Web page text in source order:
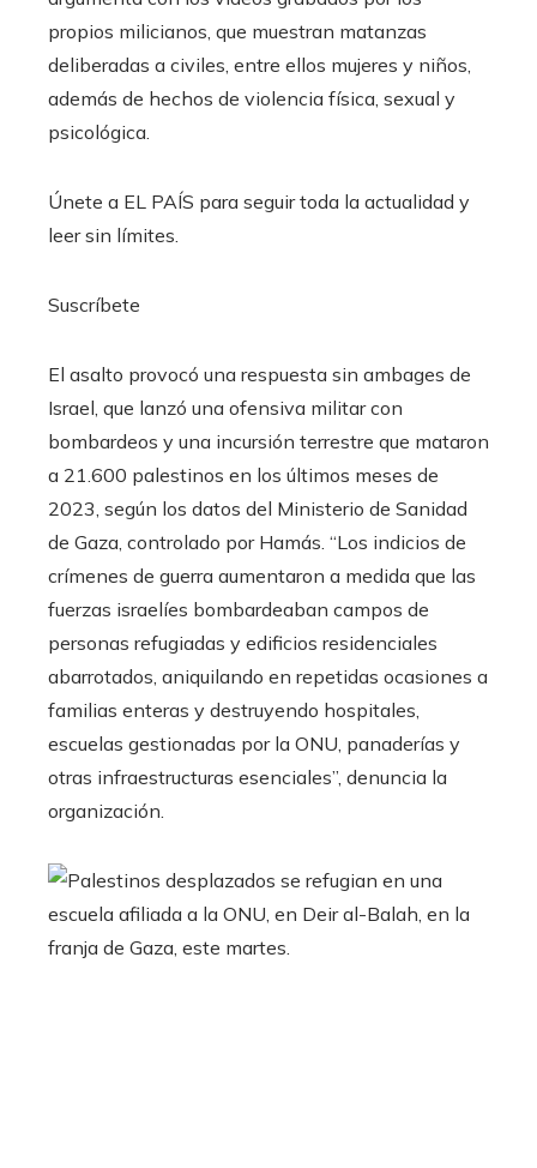
propios milicianos, que muestran matanzas
deliberadas a civiles, entre ellos mujeres y niños,
además de hechos de violencia física, sexual y
psicológica.
Únete a EL PAÍS para seguir toda la actualidad y
leer sin límites.
Suscríbete
El asalto provocó una respuesta sin ambages de
Israel, que lanzó una ofensiva militar con
bombardeos y una incursión terrestre que mataron
a 21.600 palestinos en los últimos meses de
2023, según los datos del Ministerio de Sanidad
de Gaza, controlado por Hamás. “Los indicios de
crímenes de guerra aumentaron a medida que las
fuerzas israelíes bombardeaban campos de
personas refugiadas y edificios residenciales
abarrotados, aniquilando en repetidas ocasiones a
familias enteras y destruyendo hospitales,
escuelas gestionadas por la ONU, panaderías y
otras infraestructuras esenciales”, denuncia la
organización.